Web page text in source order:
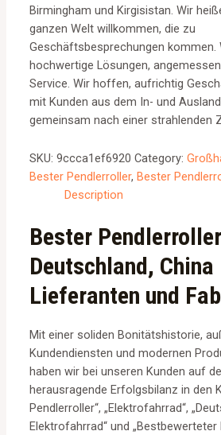
Birmingham und Kirgisistan. Wir
ganzen Welt willkommen, die zu
Geschäftsbesprechungen kommen.
hochwertige Lösungen,
Service. Wir hoffen, aufrichtig
mit Kunden aus dem In- und
gemeinsam nach einer strahlenden
SKU:9ccca1ef6920 Category:
Bester Pendlerroller, Bester
Description
Bester
Deutschland, China
Lieferanten und
Mit einer soliden Bonitätshistorie,
Kundendiensten und modernen
haben wir bei unseren Kunden auf
herausragende Erfolgsbilanz in den
Pendlerroller“, „Elektrofahrrad“,
Elektrofahrrad“ und „Bestbewerteter